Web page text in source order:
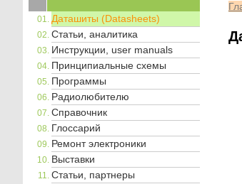
Даташиты (Datasheets)
Статьи, аналитика
Инструкции, user manuals
Принципиальные схемы
Программы
Радиолюбителю
Справочник
Глоссарий
Ремонт электроники
Выставки
Статьи, партнеры